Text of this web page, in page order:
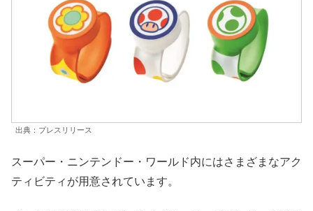
出典：プレスリリース
スーパー・ニンテンドー・ワールド内にはさまざまなアク
ティビティが用意されています。